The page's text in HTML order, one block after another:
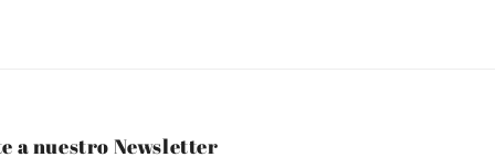
a nuestro Newsletter